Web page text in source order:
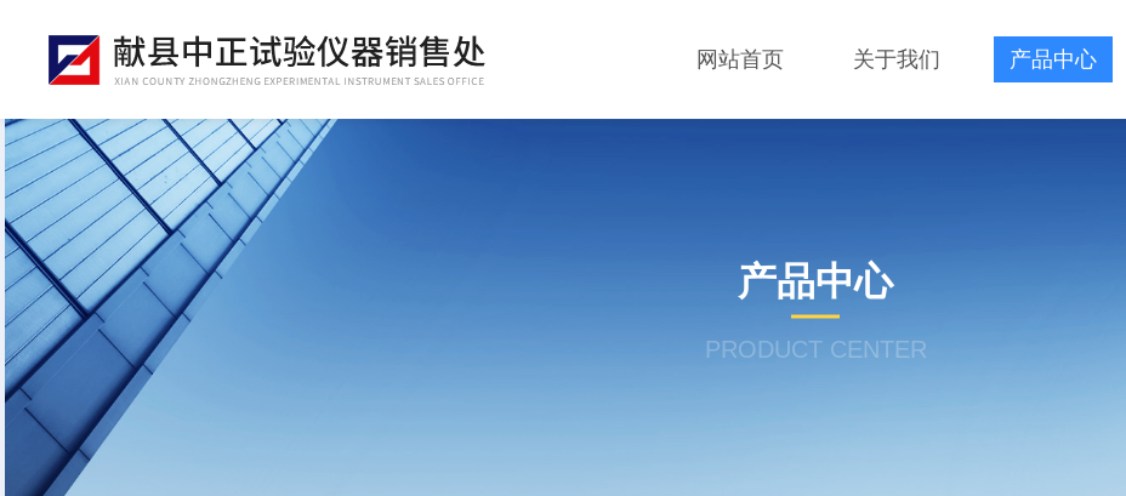
网站首页 关于我们 产品中心
产品中心
PRODUCT CENTER